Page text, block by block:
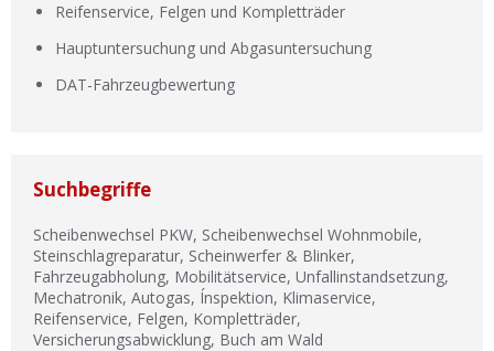
Reifenservice, Felgen und Kompletträder
Hauptuntersuchung und Abgasuntersuchung
DAT-Fahrzeugbewertung
Suchbegriffe
Scheibenwechsel PKW, Scheibenwechsel Wohnmobile,
Steinschlagreparatur, Scheinwerfer & Blinker,
Fahrzeugabholung, Mobilitätservice, Unfallinstandsetzung,
Mechatronik, Autogas, Ínspektion, Klimaservice,
Reifenservice, Felgen, Kompletträder,
Versicherungsabwicklung, Buch am Wald